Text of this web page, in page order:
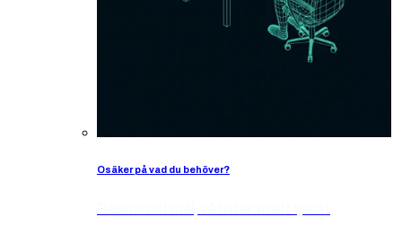
Osäker på vad du behöver?